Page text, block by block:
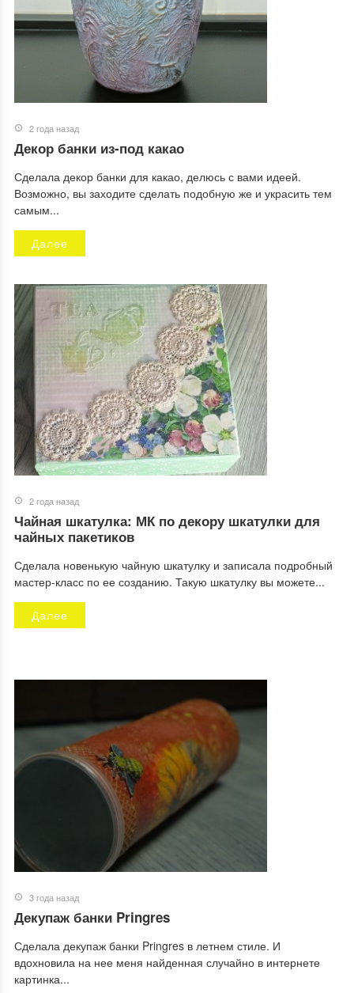
2 года назад
Декор банки из-под какао
Сделала декор банки для какао, делюсь с вами идеей.
Возможно, вы заходите сделать подобную же и украсить тем
самым...
Далее
2 года назад
Чайная шкатулка: МК по декору шкатулки для
чайных пакетиков
Сделала новенькую чайную шкатулку и записала подробный
мастер-класс по ее созданию. Такую шкатулку вы можете...
Далее
3 года назад
Декупаж банки Pringres
Сделала декупаж банки Pringres в летнем стиле. И
вдохновила на нее меня найденная случайно в интернете
картинка...